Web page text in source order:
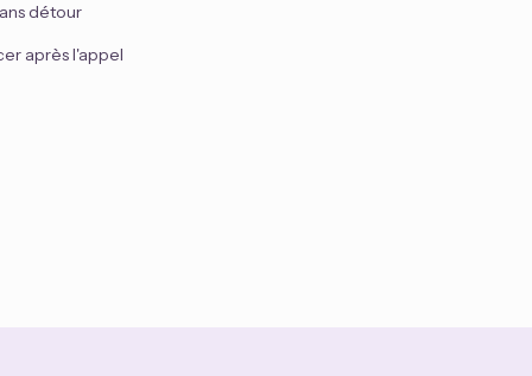
détour
après l'appel